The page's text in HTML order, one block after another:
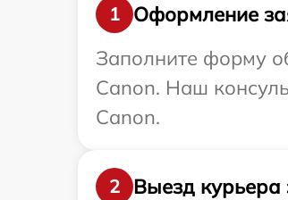
1
Оформление
Заполните форму
Canon. Наш
Canon.
2
Выезд курьера